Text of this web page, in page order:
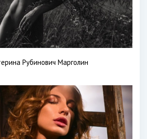
Рубинович Марголин